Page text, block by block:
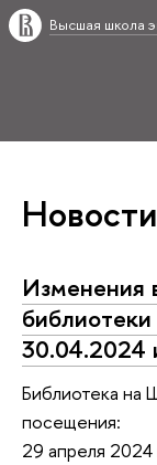
Высшая школа
Новости
Изменения
30.04.2024
Библиотека на
посещения:
29 апреля